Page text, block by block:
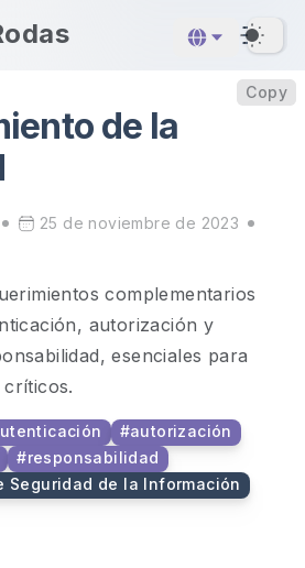
de la
25 de noviembre de 2023
complementarios
autorización y
esenciales para
#autorización
#responsabilidad
Seguridad de la Información
Copy
Copy